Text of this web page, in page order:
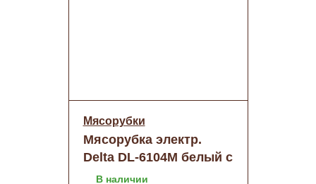
Мясорубки
Мясорубка электр.
Delta DL-6104M белый с
серым
В наличии